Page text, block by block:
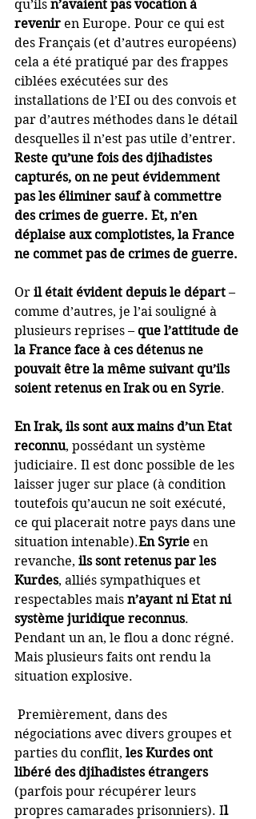
qu’ils n’avaient pas vocation à
revenir en Europe. Pour ce qui est
des Français (et d’autres européens)
cela a été pratiqué par des frappes
ciblées exécutées sur des
installations de l’EI ou des convois et
par d’autres méthodes dans le détail
desquelles il n’est pas utile d’entrer.
Reste qu’une fois des djihadistes
capturés, on ne peut évidemment
pas les éliminer sauf à commettre
des crimes de guerre. Et, n’en
déplaise aux complotistes, la France
ne commet pas de crimes de guerre.
Or il était évident depuis le départ –
comme d’autres, je l’ai souligné à
plusieurs reprises – que l’attitude de
la France face à ces détenus ne
pouvait être la même suivant qu’ils
soient retenus en Irak ou en Syrie.
En Irak, ils sont aux mains d’un Etat
reconnu, possédant un système
judiciaire. Il est donc possible de les
laisser juger sur place (à condition
toutefois qu’aucun ne soit exécuté,
ce qui placerait notre pays dans une
situation intenable).En Syrie en
revanche, ils sont retenus par les
Kurdes, alliés sympathiques et
respectables mais n’ayant ni Etat ni
système juridique reconnus.
Pendant un an, le flou a donc régné.
Mais plusieurs faits ont rendu la
situation explosive.
négociations avec divers groupes et
parties du conflit, les Kurdes ont
libéré des djihadistes étrangers
(parfois pour récupérer leurs
propres camarades prisonniers). Il